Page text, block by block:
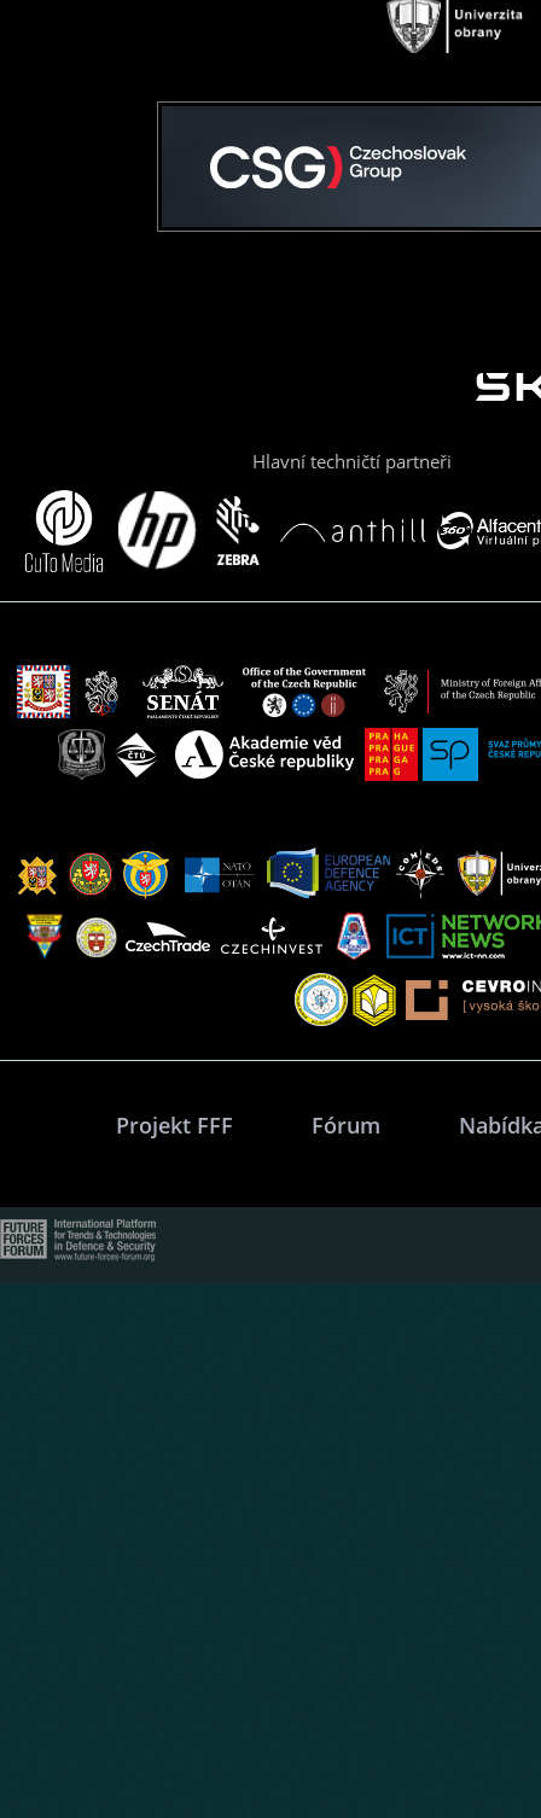
Hlavní techničtí partneři
Projekt FFF Fórum